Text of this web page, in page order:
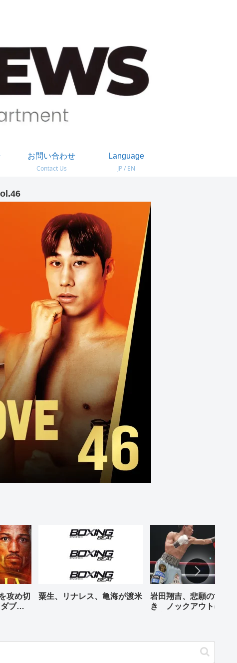
お問い合わせ
Contact Us
Language
JP / EN
攻め切
ブル
粟生、リナレス、亀海が渡米
岩田翔吉、悲願の世界
き ノックアウトに8回